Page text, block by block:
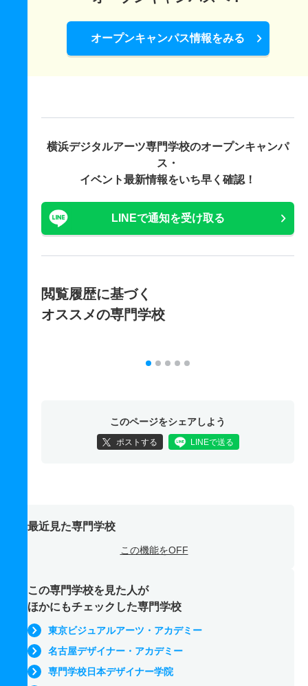
オープンキャンパス情報をみる
横浜デジタルアーツ専門学校のオープンキャンパ
ス・
イベント最新情報をいち早く確認！
LINEで通知を受け取る
閲覧履歴に基づく
オススメの専門学校
このページをシェアしよう
ポストする LINEで送る
最近見た専門学校
この機能をOFF
この専門学校を見た人が
ほかにもチェックした専門学校
東京ビジュアルアーツ・アカデミー
名古屋デザイナー・アカデミー
専門学校日本デザイナー学院